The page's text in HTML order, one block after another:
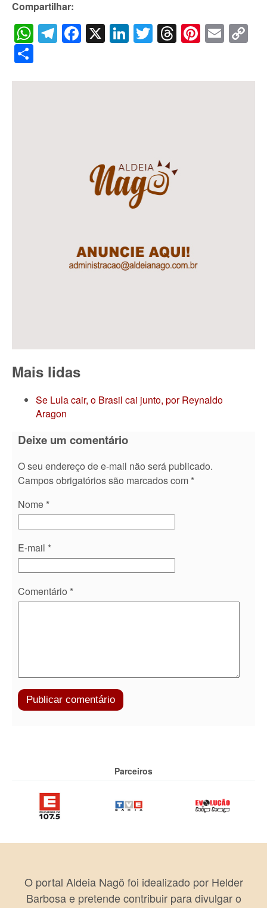
Compartilhar:
WhatsApp
Telegram
Facebook
X LinkedIn
Twitter
Threads
Mais lidas
Se Lula cair, o Brasil cai junto, por Reynaldo
Aragon
Deixe um comentário
O seu endereço de e-mail não será publicado.
Campos obrigatórios são marcados com *
Nome *
E-mail *
Comentário *
Parceiros
O portal Aldeia Nagô foi idealizado por Helder
Barbosa e pretende contribuir para divulgar o